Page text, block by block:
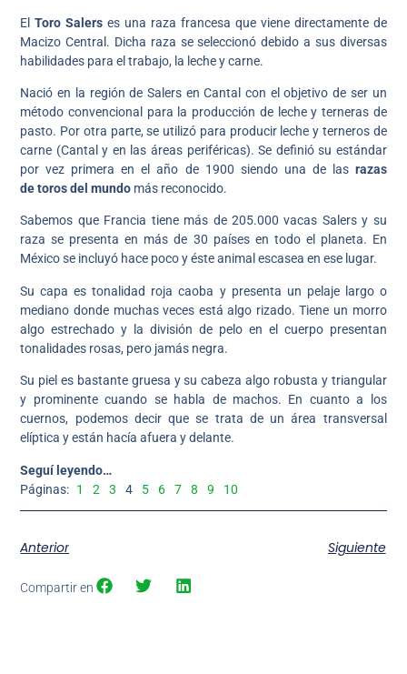
ElToro Salers es una raza francesa que viene directamente de
Macizo Central. Dicha raza se seleccionó debido a sus diversas
habilidades para el trabajo, la leche y carne.
Nació en la región de Salers en Cantal con el objetivo de ser un
método convencional para la producción de leche y terneras de
pasto. Por otra parte, se utilizó para producir leche y terneros de
carne (Cantal y en las áreas periféricas). Se definió su estándar
por vez primera en el año de 1900 siendo una de las razas
de toros del mundo más reconocido.
Sabemos que Francia tiene más de 205.000 vacas Salers y su
raza se presenta en más de 30 países en todo el planeta. En
México se incluyó hace poco y éste animal escasea en ese lugar.
Su capa es tonalidad roja caoba y presenta un pelaje largo o
mediano donde muchas veces está algo rizado. Tiene un morro
algo estrechado y la división de pelo en el cuerpo presentan
tonalidades rosas, pero jamás negra.
Su piel es bastante gruesa y su cabeza algo robusta y triangular
y prominente cuando se habla de machos. En cuanto a los
cuernos, podemos decir que se trata de un área transversal
elíptica y están hacía afuera y delante.
Seguí leyendo…
Páginas: 1 2 3 4 5 6 7 8 9 10
Anterior Siguiente
Compartir en